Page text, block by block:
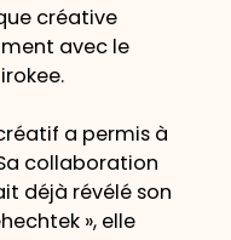
créative
avec le
a permis à
collaboration
déjà révélé son
», elle